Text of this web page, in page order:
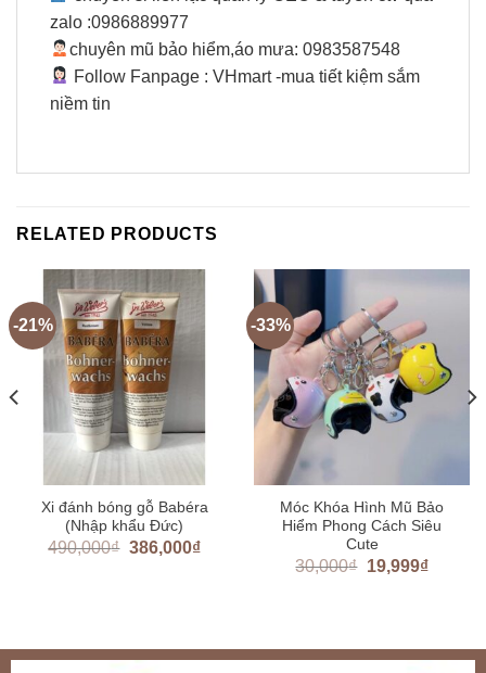
zalo :0986889977
chuyên mũ bảo hiểm,áo mưa: 0983587548
Follow Fanpage : VHmart -mua tiết kiệm sắm
niềm tin
RELATED PRODUCTS
-21%
Xi đánh bóng gỗ Babéra
(Nhập khẩu Đức)
490,000₫ 386,000₫
-33%
Móc Khóa Hình Mũ Bảo
Hiểm Phong Cách Siêu
Cute
30,000₫ 19,999₫